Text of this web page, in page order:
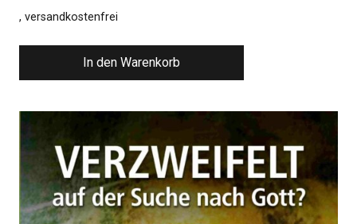
, versandkostenfrei
In den Warenkorb